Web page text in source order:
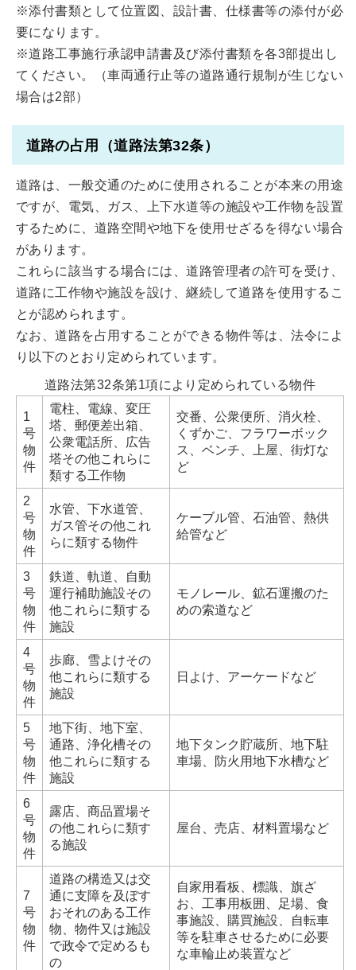
※添付書類として位置図、設計書、仕様書等の添付が必
要になります。
※道路工事施行承認申請書及び添付書類を各3部提出し
てください。（車両通行止等の道路通行規制が生じない
場合は2部）
道路の占用（道路法第32条）
道路は、一般交通のために使用されることが本来の用途
ですが、電気、ガス、上下水道等の施設や工作物を設置
するために、道路空間や地下を使用せざるを得ない場合
があります。
これらに該当する場合には、道路管理者の許可を受け、
道路に工作物や施設を設け、継続して道路を使用するこ
とが認められます。
なお、道路を占用することができる物件等は、法令によ
り以下のとおり定められています。
道路法第32条第1項により定められている物件
1
号
物
件
電柱、電線、変圧
塔、郵便差出箱、
公衆電話所、広告
塔その他これらに
類する工作物
交番、公衆便所、消火栓、
くずかご、フラワーボック
ス、ベンチ、上屋、街灯な
ど
2
号
物
件
水管、下水道管、
ガス管その他これ
らに類する物件
ケーブル管、石油管、熱供
給管など
3
号
物
件
鉄道、軌道、自動
運行補助施設その
他これらに類する
施設
モノレール、鉱石運搬のた
めの索道など
4
号
物
件
歩廊、雪よけその
他これらに類する
施設
日よけ、アーケードなど
5
号
物
件
地下街、地下室、
通路、浄化槽その
他これらに類する
施設
地下タンク貯蔵所、地下駐
車場、防火用地下水槽など
6
号
物
件
露店、商品置場そ
の他これらに類す
る施設
屋台、売店、材料置場など
7
号
物
件
道路の構造又は交
通に支障を及ぼす
おそれのある工作
物、物件又は施設
で政令で定めるも
の
自家用看板、標識、旗ざ
お、工事用板囲、足場、食
事施設、購買施設、自転車
等を駐車させるために必要
な車輪止め装置など